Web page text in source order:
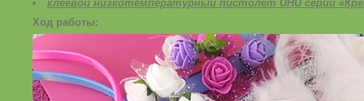
клеевой низкотемпературный пистолет UHU серии
Ход работы: